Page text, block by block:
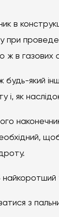
в
ж в газових
будь-який
і, як
з